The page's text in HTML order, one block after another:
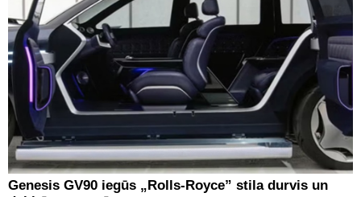
Genesis GV90 iegūs „Rolls-Royce” stila durvis un